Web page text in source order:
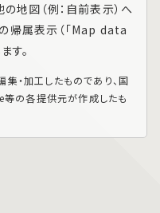
地図（例：自前表示）へ
帰属表示（「Map data
す。
・加工したものであり、国
の各提供元が作成したも